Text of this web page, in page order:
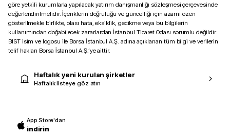
göre yetkili kurumlarla yapılacak yatırım danışmanlığı sözleşmesi çerçevesinde
değerlendirilmelidir. İçeriklerin doğruluğu ve güncelliği için azami özen
gösterilmekle birlikte, olası hata, eksiklik, gecikme veya bu bilgilerin
kullanımından doğabilecek zararlardan İstanbul Ticaret Odası sorumlu değildir.
BIST isim ve logosu ile Borsa İstanbul A.Ş. adına açıklanan tüm bilgi ve verilerin
telif hakları Borsa İstanbul A.Ş.’ye aittir.
Haftalık yeni kurulan şirketler
Haftalık listeye göz atın
App Store'dan
indirin